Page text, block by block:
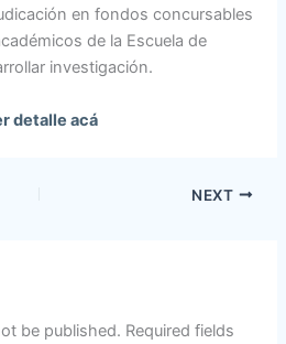
en fondos concursables
de la Escuela de
investigación.
detalle acá
NEXT
be published. Required fields